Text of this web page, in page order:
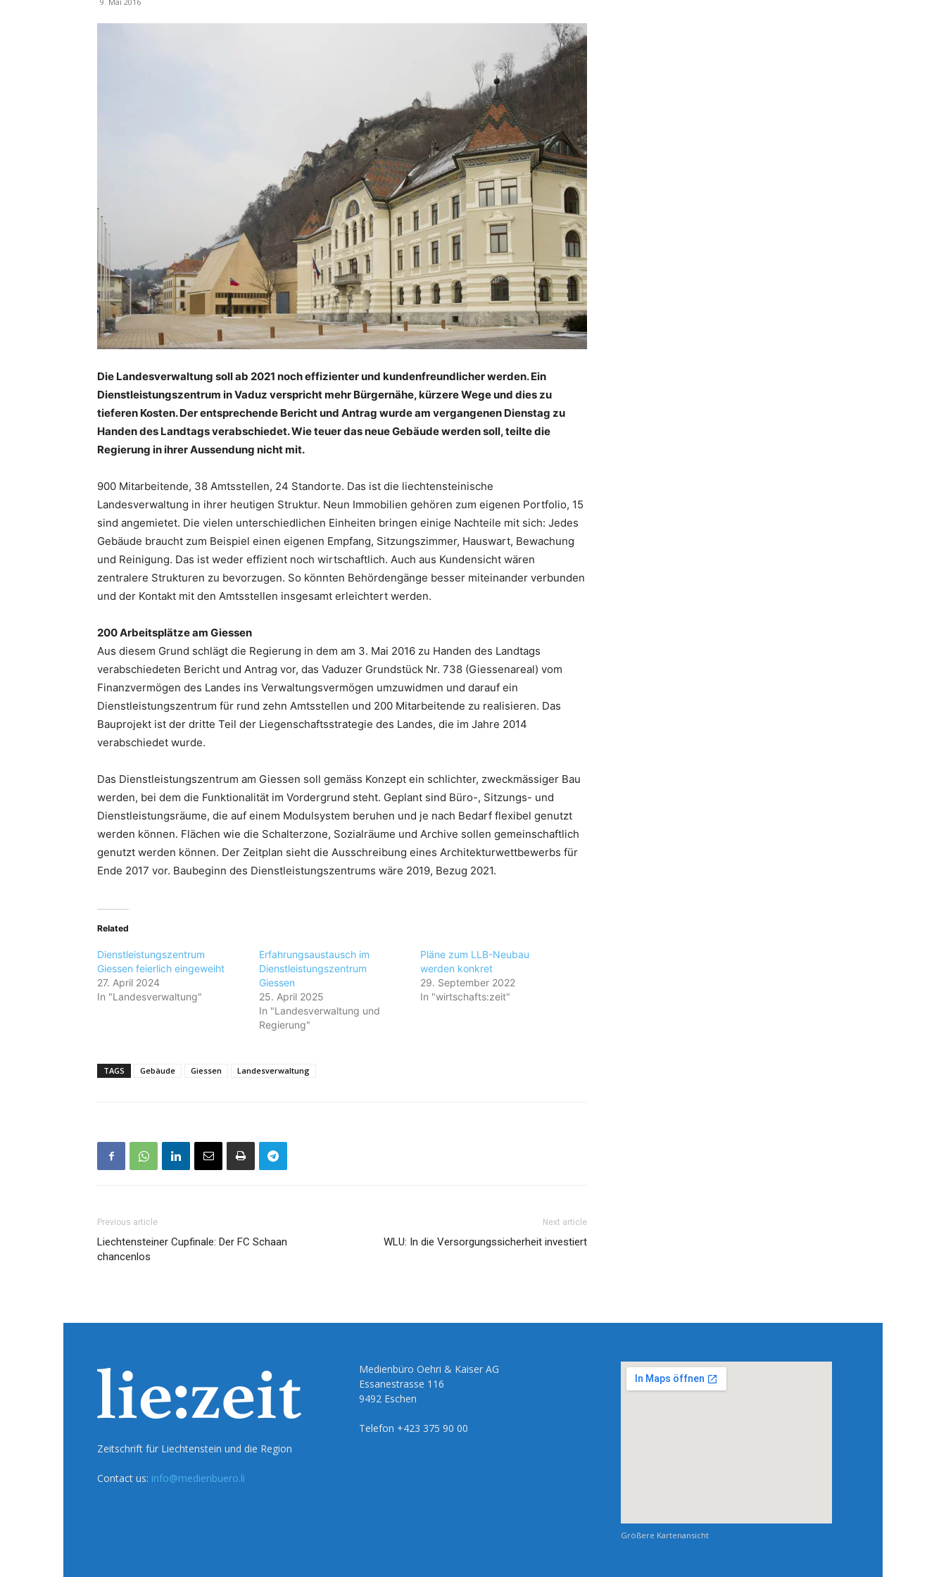
Die Landesverwaltung soll ab 2021 noch effizienter und kundenfreundlicher werden. Ein
Dienstleistungszentrum in Vaduz verspricht mehr Bürgernähe, kürzere Wege und dies zu
tieferen Kosten. Der entsprechende Bericht und Antrag wurde am vergangenen Dienstag zu
Handen des Landtags verabschiedet. Wie teuer das neue Gebäude werden soll, teilte die
Regierung in ihrer Aussendung nicht mit.
900 Mitarbeitende, 38 Amtsstellen, 24 Standorte. Das ist die liechtensteinische
Landesverwaltung in ihrer heutigen Struktur. Neun Immobilien gehören zum eigenen Portfolio, 15
sind angemietet. Die vielen unterschiedlichen Einheiten bringen einige Nachteile mit sich: Jedes
Gebäude braucht zum Beispiel einen eigenen Empfang, Sitzungszimmer, Hauswart, Bewachung
und Reinigung. Das ist weder effizient noch wirtschaftlich. Auch aus Kundensicht wären
zentralere Strukturen zu bevorzugen. So könnten Behördengänge besser miteinander verbunden
und der Kontakt mit den Amtsstellen insgesamt erleichtert werden.
200 Arbeitsplätze am Giessen
Aus diesem Grund schlägt die Regierung in dem am 3. Mai 2016 zu Handen des Landtags
verabschiedeten Bericht und Antrag vor, das Vaduzer Grundstück Nr. 738 (Giessenareal) vom
Finanzvermögen des Landes ins Verwaltungsvermögen umzuwidmen und darauf ein
Dienstleistungszentrum für rund zehn Amtsstellen und 200 Mitarbeitende zu realisieren. Das
Bauprojekt ist der dritte Teil der Liegenschaftsstrategie des Landes, die im Jahre 2014
verabschiedet wurde.
Das Dienstleistungszentrum am Giessen soll gemäss Konzept ein schlichter, zweckmässiger Bau
werden, bei dem die Funktionalität im Vordergrund steht. Geplant sind Büro-, Sitzungs- und
Dienstleistungsräume, die auf einem Modulsystem beruhen und je nach Bedarf flexibel genutzt
werden können. Flächen wie die Schalterzone, Sozialräume und Archive sollen gemeinschaftlich
genutzt werden können. Der Zeitplan sieht die Ausschreibung eines Architekturwettbewerbs für
Ende 2017 vor. Baubeginn des Dienstleistungszentrums wäre 2019, Bezug 2021.
Related
Dienstleistungszentrum
Giessen feierlich eingeweiht
27. April 2024
In "Landesverwaltung"
Erfahrungsaustausch im
Dienstleistungszentrum
Giessen
25. April 2025
In "Landesverwaltung und
Regierung"
Pläne zum LLB-Neubau
werden konkret
29. September 2022
In "wirtschafts:zeit"
TAGS Gebäude Giessen Landesverwaltung
Previous article
Liechtensteiner Cupfinale: Der FC Schaan
chancenlos
Next article
WLU: In die Versorgungssicherheit investiert
Zeitschrift für Liechtenstein und die Region
Contact us: info@medienbuero.li
Medienbüro Oehri & Kaiser AG
Essanestrasse 116
9492 Eschen
Telefon +423 375 90 00
Größere Kartenansicht